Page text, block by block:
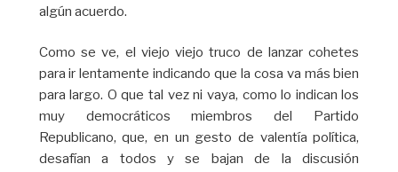
algún acuerdo.
Como se ve, el viejo viejo truco de lanzar cohetes
para ir lentamente indicando que la cosa va más bien
para largo. O que tal vez ni vaya, como lo indican los
muy democráticos miembros del Partido
Republicano, que, en un gesto de valentía política,
desafían a todos y se bajan de la discusión